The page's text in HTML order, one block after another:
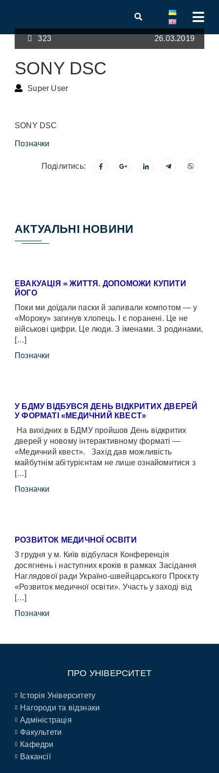
323 26.03.2019
SONY DSC
Super User
SONY DSC
Позначки
Поділитись:
АКТУАЛЬНІ НОВИНИ
ЕВАКУАЦІЯ = ЖИТТЯ. ДОПОМОЖИ КУПИТИ
ЙОГО
Поки ми доїдали паски й запивали компотом — у
«Мороку» загинув хлопець. І є поранені. Це не
військові цифри. Це люди. З іменами. З родинами,
[…]
Позначки
У БДМУ ВІДБУВСЯ ДЕНЬ ВІДКРИТИХ ДВЕРЕЙ
У ФОРМАТІ «МЕДИЧНИЙ КВЕСТ»
На вихідних в БДМУ пройшов День відкритих
дверей у новому інтерактивному форматі —
«Медичний квест». Захід дав можливість
майбутнім абітурієнтам не лише ознайомитися з
[…]
Позначки
РОЗВИТОК МЕДИЧНОЇ ОСВІТИ
3 грудня у м. Київ відбулася Конференція
досягнень і наступних кроків в рамках Засідання
Наглядової ради Україно-швейцарського Проєкту
«Розвиток медичної освіти». Участь у заході від
[…]
Позначки
ПРО УНІВЕРСИТЕТ
Історія Університету
Нагороди та відзнаки
Адміністрація
Факультети
Кафедри
Вакансії